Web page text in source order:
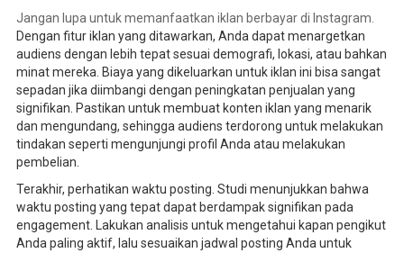
Jangan lupa untuk memanfaatkan iklan berbayar di Instagram.
Dengan fitur iklan yang ditawarkan, Anda dapat menargetkan
audiens dengan lebih tepat sesuai demografi, lokasi, atau bahkan
minat mereka. Biaya yang dikeluarkan untuk iklan ini bisa sangat
sepadan jika diimbangi dengan peningkatan penjualan yang
signifikan. Pastikan untuk membuat konten iklan yang menarik
dan mengundang, sehingga audiens terdorong untuk melakukan
tindakan seperti mengunjungi profil Anda atau melakukan
pembelian.
Terakhir, perhatikan waktu posting. Studi menunjukkan bahwa
waktu posting yang tepat dapat berdampak signifikan pada
engagement. Lakukan analisis untuk mengetahui kapan pengikut
Anda paling aktif, lalu sesuaikan jadwal posting Anda untuk